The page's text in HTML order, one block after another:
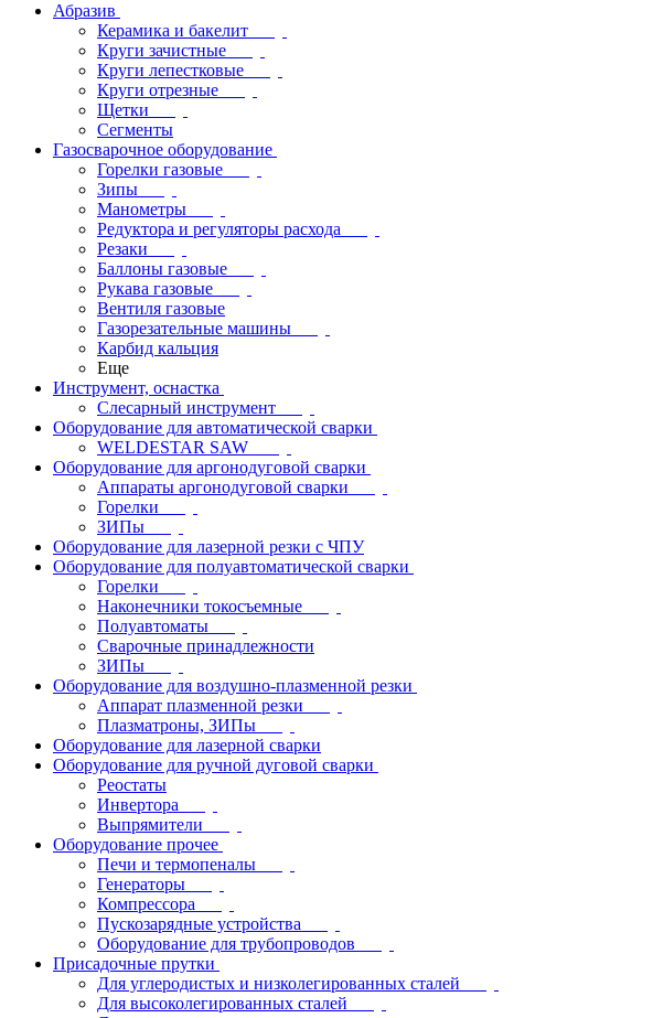
Абразив
Керамика и бакелит
Круги зачистные
Круги лепестковые
Круги отрезные
Щетки
Сегменты
Газосварочное оборудование
Горелки газовые
Зипы
Манометры
Редуктора и регуляторы расхода
Резаки
Баллоны газовые
Рукава газовые
Вентиля газовые
Газорезательные машины
Карбид кальция
Еще
Инструмент, оснастка
Слесарный инструмент
Оборудование для автоматической сварки
WELDESTAR SAW
Оборудование для аргонодуговой сварки
Аппараты аргонодуговой сварки
Горелки
ЗИПы
Оборудование для лазерной резки с ЧПУ
Оборудование для полуавтоматической сварки
Горелки
Наконечники токосъемные
Полуавтоматы
Сварочные принадлежности
ЗИПы
Оборудование для воздушно-плазменной резки
Аппарат плазменной резки
Плазматроны, ЗИПы
Оборудование для лазерной сварки
Оборудование для ручной дуговой сварки
Реостаты
Инвертора
Выпрямители
Оборудование прочее
Печи и термопеналы
Генераторы
Компрессора
Пускозарядные устройства
Оборудование для трубопроводов
Присадочные прутки
Для углеродистых и низколегированных сталей
Для высоколегированных сталей